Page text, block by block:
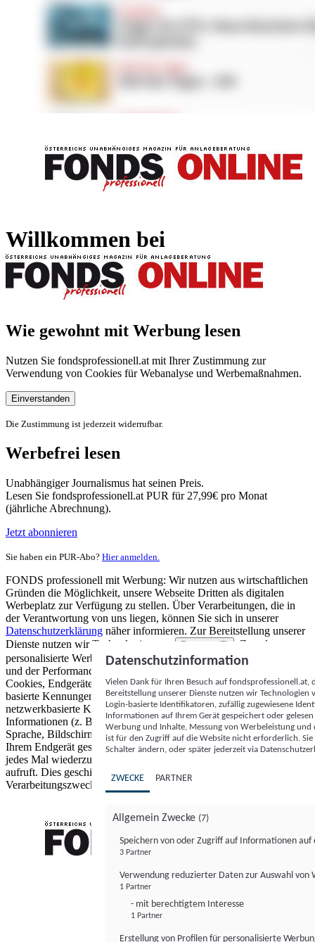
Willkommen bei
Wie gewohnt mit Werbung lesen
Nutzen Sie fondsprofessionell.at mit Ihrer Zustimmung zur
Verwendung von Cookies für Webanalyse und Werbemaßnahmen.
Einverstanden
Die Zustimmung ist jederzeit widerrufbar.
Werbefrei lesen
Unabhängiger Journalismus hat seinen Preis.
Lesen Sie fondsprofessionell.at PUR für 27,99€ pro Monat
(jährliche Abrechnung).
Jetzt abonnieren
Sie haben ein PUR-Abo? Hier anmelden.
FONDS professionell mit Werbung: Wir nutzen aus wirtschaftlichen
Gründen die Möglichkeit, unsere Webseite Dritten als digitalen
Werbeplatz zur Verfügung zu stellen. Über Verarbeitungen, die in
der Verantwortung von uns liegen, können Sie sich in unserer
Datenschutzerklärung näher informieren. Zur Bereitstellung unserer
Dienste nutzen wir Technologien von
Partnern (5)
. Zwecke:
personalisierte Werbung und Inhalte, Messung von Werbeleistung
und der Performance von Inhalten sowie Zielgruppenforschung.
Cookies, Endgeräte- oder ähnliche Online-Kennungen (z. B. login-
basierte Kennungen, zufällig generierte Kennungen,
netzwerkbasierte Kennungen) können zusammen mit anderen
Informationen (z. B. Browsertyp und Browserinformationen,
Sprache, Bildschirmgröße, unterstützte Technologien usw.) auf
Ihrem Endgerät gespeichert oder von dort ausgelesen werden, um es
jedes Mal wiederzuerkennen, wenn es eine App oder einer Webseite
aufruft. Dies geschieht für einen oder mehrere der hier aufgeführten
Verarbeitungszwecke.
Datenschutzinformation
Vielen Dank für Ihren Besuch auf
Bereitstellung unserer Dienste nutzen wir Technologien
Login-basierte Identifikatoren, zufällig zugewiesene
Informationen auf Ihrem Gerät gespeichert oder
Werbung und Inhalte, Messung von Werbeleistung
ist für den Zugriff auf die Website nicht erforderlich.
Schalter ändern, oder später jederzeit via
ZWECKE PARTNER
Allgemein Zwecke (7)
Speichern von oder Zugriff auf Informationen auf
3 Partner
Verwendung reduzierter Daten zur Auswahl von
1 Partner
- mit berechtigtem Interesse
1 Partner
Erstellung von Profilen für personalisierte
FONDS professionell